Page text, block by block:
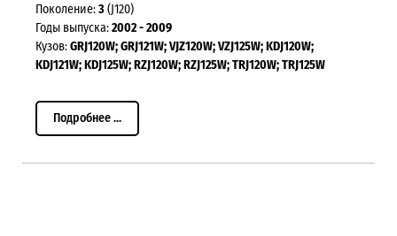
Поколение:3(J120)
Годы выпуска:2002 - 2009
Кузов:GRJ120W; GRJ121W; VJZ120W; VZJ125W; KDJ120W;
KDJ121W; KDJ125W; RZJ120W; RZJ125W; TRJ120W; TRJ125W
Подробнее ...